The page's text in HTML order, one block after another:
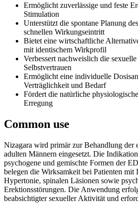
Ermöglicht zuverlässige und feste
Stimulation
Unterstützt die spontane Planung
schnellen Wirkungseintritt
Bietet eine wirtschaftliche
mit identischem Wirkprofil
Verbessert nachweislich die
Selbstvertrauen
Ermöglicht eine individuelle
Verträglichkeit und Bedarf
Fördert die natürliche
Erregung
Common use
Nizagara wird primär zur Behandlung der
adulten Männern eingesetzt. Die
psychogene und gemischte Formen der
belegen die Wirksamkeit bei Patienten mit
Hypertonie, spinalen Läsionen sowie
Erektionsstörungen. Die Anwendung
beabsichtigter sexueller Aktivität und